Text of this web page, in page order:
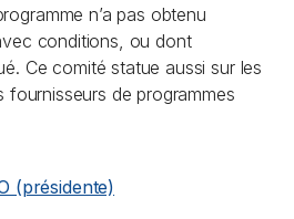
n’a pas obtenu
conditions, ou dont
Ce comité statue aussi sur les
fournisseurs de programmes
(présidente)